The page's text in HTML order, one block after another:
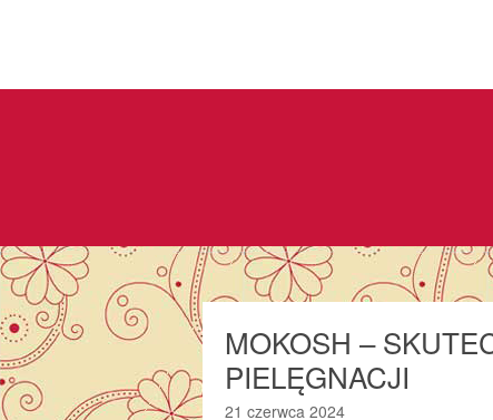
MOKOSH –
PIELĘGNACJI
21 czerwca 2024